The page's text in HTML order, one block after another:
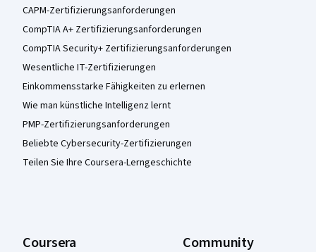
CAPM-Zertifizierungsanforderungen
CompTIA A+ Zertifizierungsanforderungen
CompTIA Security+ Zertifizierungsanforderungen
Wesentliche IT-Zertifizierungen
Einkommensstarke Fähigkeiten zu erlernen
Wie man künstliche Intelligenz lernt
PMP-Zertifizierungsanforderungen
Beliebte Cybersecurity-Zertifizierungen
Teilen Sie Ihre Coursera-Lerngeschichte
Coursera Community